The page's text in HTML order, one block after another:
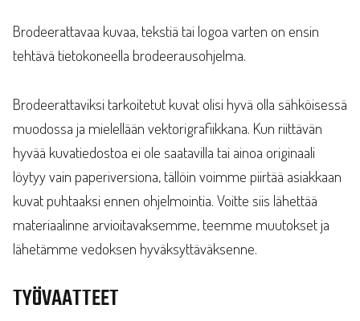
Brodeerattavaa kuvaa, tekstiä tai logoa varten on ensin
tehtävä tietokoneella brodeerausohjelma.
Brodeerattaviksi tarkoitetut kuvat olisi hyvä olla sähköisessä
muodossa ja mielellään vektorigrafiikkana. Kun riittävän
hyvää kuvatiedostoa ei ole saatavilla tai ainoa originaali
löytyy vain paperiversiona, tällöin voimme piirtää asiakkaan
kuvat puhtaaksi ennen ohjelmointia. Voitte siis lähettää
materiaalinne arvioitavaksemme, teemme muutokset ja
lähetämme vedoksen hyväksyttäväksenne.
TYÖVAATTEET